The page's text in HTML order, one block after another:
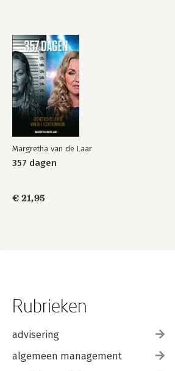
Margretha van de Laar
357 dagen
€ 21,95
Rubrieken
advisering
algemeen management